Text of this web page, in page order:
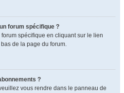
forum spécifique ?
spécifique en cliquant sur le lien
de la page du forum.
?
vous rendre dans le panneau de